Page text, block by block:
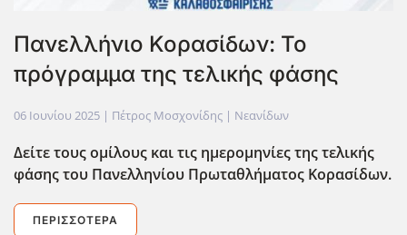
Πανελλήνιο Κορασίδων: Το
πρόγραμμα της τελικής φάσης
06 Ιουνίου 2025 | Πέτρος Μοσχονίδης | Νεανίδων
Δείτε τους ομίλους και τις ημερομηνίες της τελικής
φ΄ασης του Πανελληνίου Πρωταθλήματος Κορασίδων.
ΠΕΡΙΣΣΌΤΕΡΑ